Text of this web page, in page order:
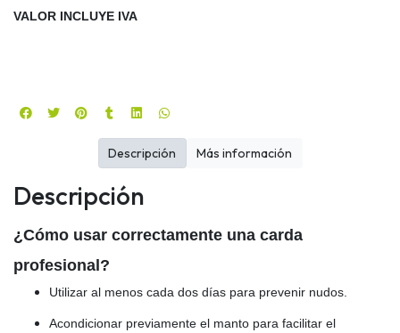
VALOR INCLUYE IVA
Descripción
¿Cómo usar correctamente una carda
profesional?
Utilizar al menos cada dos días para prevenir nudos.
Acondicionar previamente el manto para facilitar el
Descripción Más información